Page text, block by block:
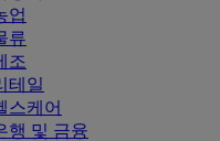
업
류
조
테일
스케어
행 및 금융